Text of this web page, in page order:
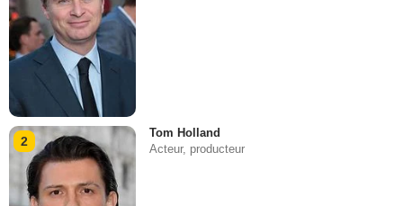
2
Tom Holland
Acteur, producteur